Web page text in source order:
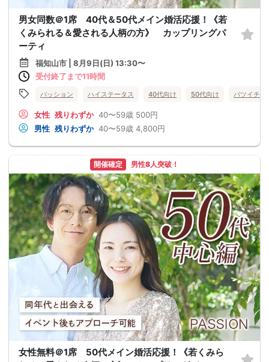
男女同数＠1席 40代＆50代メイン婚活応援！《若
くみられる＆愛される人柄の方》 カップリングパ
ーティ
福知山市 | 8月9日(日) 13:30〜
受付終了まで11時間
パッション ハイステータス 40代向け 50代向け バツイチ・
女性 残りわずか 40〜59歳 500円
男性 残りわずか 40〜59歳 4,800円
開催確定 男性8人突破！
女性無料＠1席 50代メイン婚活応援！《若くみら